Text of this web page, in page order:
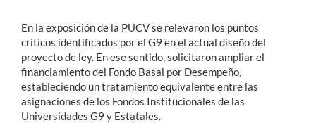
En la exposición de la PUCV se relevaron los puntos
críticos identificados por el G9 en el actual diseño del
proyecto de ley. En ese sentido, solicitaron ampliar el
financiamiento del Fondo Basal por Desempeño,
estableciendo un tratamiento equivalente entre las
asignaciones de los Fondos Institucionales de las
Universidades G9 y Estatales.